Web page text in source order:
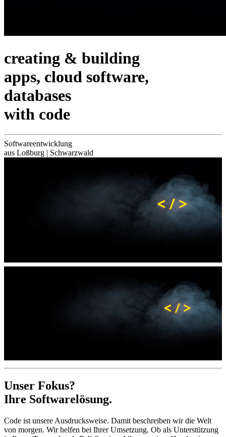
creating & building
apps, cloud software,
databases
with code
Softwareentwicklung
aus Loßburg | Schwarzwald
Unser Fokus?
Ihre Softwarelösung.
Code ist unsere Ausdrucksweise. Damit beschreiben wir die Welt
von morgen. Wir helfen bei Ihrer Umsetzung. Ob als Unterstützung